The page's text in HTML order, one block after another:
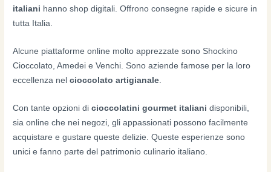
italiani hanno shop digitali. Offrono consegne rapide e sicure in
tutta Italia.
Alcune piattaforme online molto apprezzate sono Shockino
Cioccolato, Amedei e Venchi. Sono aziende famose per la loro
eccellenza nelcioccolato artigianale.
Con tante opzioni dicioccolatini gourmet italiani disponibili,
sia online che nei negozi, gli appassionati possono facilmente
acquistare e gustare queste delizie. Queste esperienze sono
unici e fanno parte del patrimonio culinario italiano.